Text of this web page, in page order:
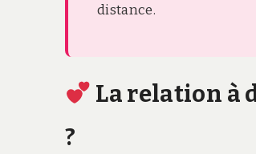
distance.
La relation à
?